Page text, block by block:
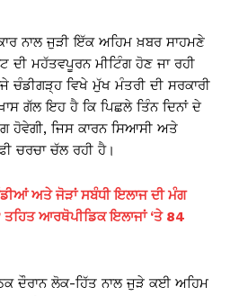
e
ਨਾਲ ਜੁੜੀ ਇੱਕ ਅਹਿਮ ਖ਼ਬਰ ਸਾਹਮਣੇ
ਮਹੱਤਵਪੂਰਨ ਮੀਟਿੰਗ ਹੋਣ ਜਾ ਰਹੀ
ਚੰਡੀਗੜ੍ਹ ਵਿਖੇ ਮੁੱਖ ਮੰਤਰੀ ਦੀ ਸਰਕਾਰੀ
ਗੱਲ ਇਹ ਹੈ ਕਿ ਪਿਛਲੇ ਤਿੰਨ ਦਿਨਾਂ ਦੇ
ਹੋਵੇਗੀ, ਜਿਸ ਕਾਰਨ ਸਿਆਸੀ ਅਤੇ
ਚਰਚਾ ਚੱਲ ਰਹੀ ਹੈ।
ਅਤੇ ਜੋੜਾਂ ਸਬੰਧੀ ਇਲਾਜ ਦੀ ਮੰਗ
ਤਹਿਤ ਆਰਥੋਪੀਡਿਕ ਇਲਾਜਾਂ ‘ਤੇ 84
ਦੌਰਾਨ ਲੋਕ-ਹਿੱਤ ਨਾਲ ਜੁੜੇ ਕਈ ਅਹਿਮ